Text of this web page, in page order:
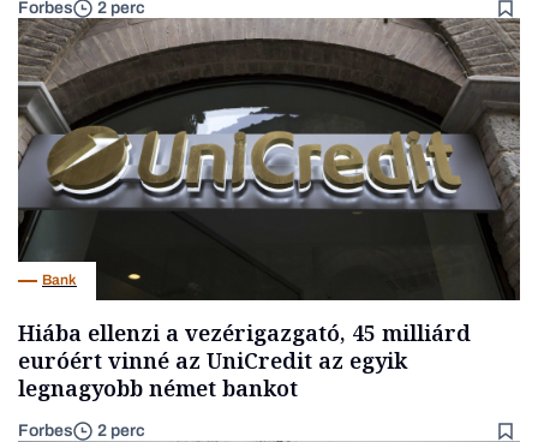
Forbes 2 perc
Bank
Hiába ellenzi a vezérigazgató, 45 milliárd
euróért vinné az UniCredit az egyik
legnagyobb német bankot
Forbes 2 perc